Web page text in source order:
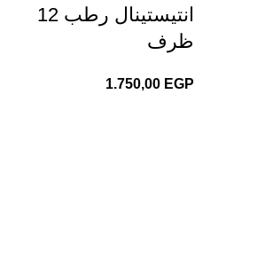
انتيستينال رطب 12
ظرف
1.750,00 EGP